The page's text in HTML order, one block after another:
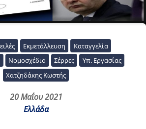
Εκμετάλλευση
Καταγγελία
Νομοσχέδιο Σέρρες
Υπ. Εργασίας
Χατζηδάκης Κωστής
20 Μαΐου 2021
Ελλάδα